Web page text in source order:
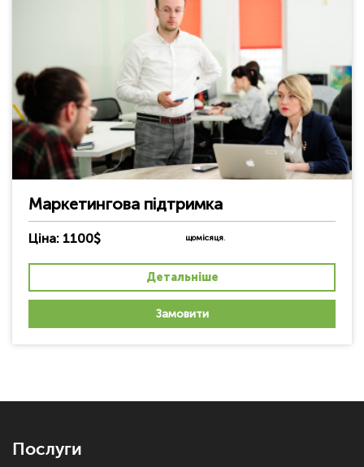
Маркетингова підтримка
Ціна: 1100$ щомісяця.
Детальніше
Замовити
Послуги